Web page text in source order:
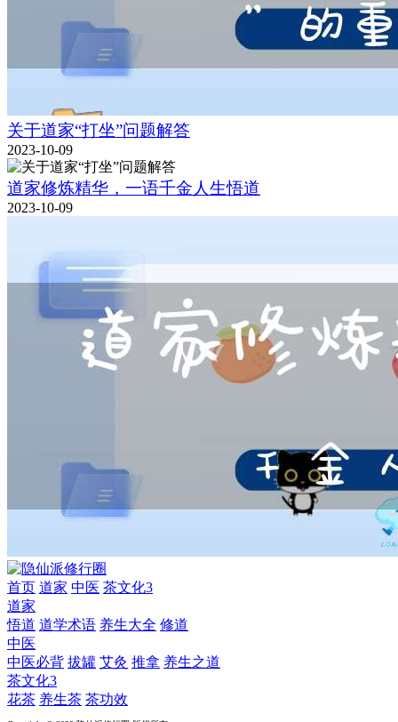
关于道家“打坐”问题解答
2023-10-09
道家修炼精华，一语千金人生悟道
2023-10-09
首页 道家 中医 茶文化3
道家
悟道 道学术语 养生大全 修道
中医
中医必背 拔罐 艾灸 推拿 养生之道
茶文化3
花茶 养生茶 茶功效